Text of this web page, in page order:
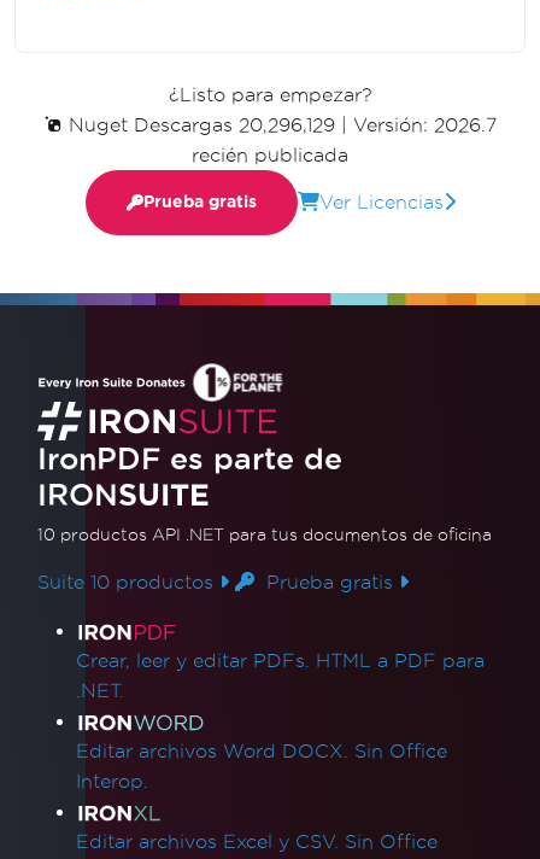
¿Listo para empezar?
Nuget Descargas 20,296,129
Versión: 2026.7
recién publicada
Prueba gratis Ver Licencias
IronPDF es parte de
IRONSUITE
10 productos API .NET para tus documentos de oficina
Suite 10 productos Prueba gratis
Enlaces de productos
Crear, leer y editar PDFs. HTML a PDF para
.NET.
Editar archivos Word DOCX. Sin Office
Interop.
Editar archivos Excel y CSV. Sin Office